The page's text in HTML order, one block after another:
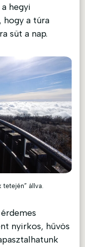
hegyi
hogy a túra
süt a nap.
tetején” állva.
nyirkos, hűvös